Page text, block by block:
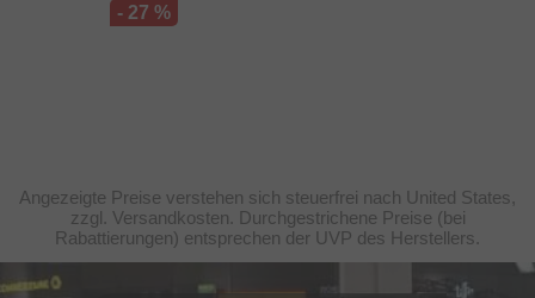
- 27 %
Angezeigte Preise verstehen sich steuerfrei nach United States,
zzgl. Versandkosten. Durchgestrichene Preise (bei
Rabattierungen) entsprechen der UVP des Herstellers.